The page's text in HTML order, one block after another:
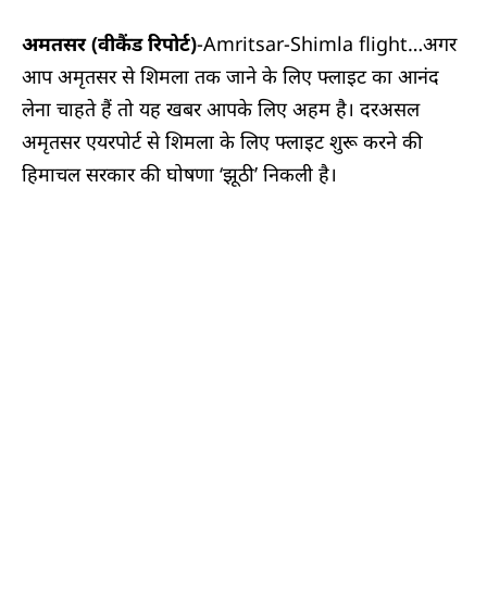
अमतसर (वीकैंड रिपोर्ट)-Amritsar-Shimla flight…अगर
आप अमृतसर से शिमला तक जाने के लिए फ्लाइट का आनंद
लेना चाहते हैं तो यह खबर आपके लिए अहम है। दरअसल
अमृतसर एयरपोर्ट से शिमला के लिए फ्लाइट शुरू करने की
हिमाचल सरकार की घोषणा ‘झूठी’ निकली है।